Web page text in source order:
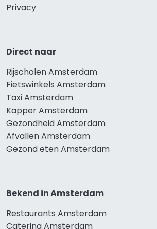
Privacy
Direct naar
Rijscholen Amsterdam
Fietswinkels Amsterdam
Taxi Amsterdam
Kapper Amsterdam
Gezondheid Amsterdam
Afvallen Amsterdam
Gezond eten Amsterdam
Bekend in Amsterdam
Restaurants Amsterdam
Catering Amsterdam